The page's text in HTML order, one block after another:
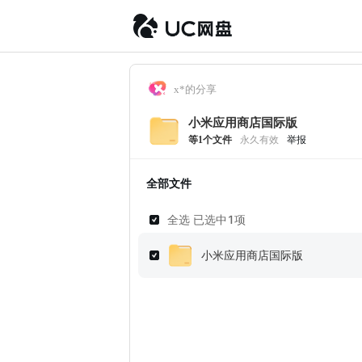
x*的分享
小米应用商店国际版
等1个文件 永久有效 举报
全部文件
全选 已选中 1项
小米应用商店国际版